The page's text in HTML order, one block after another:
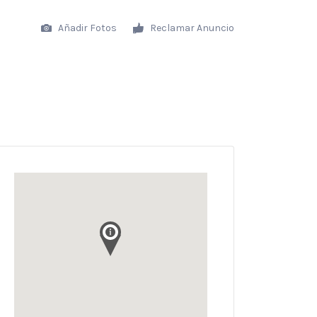
Añadir Fotos Reclamar Anuncio